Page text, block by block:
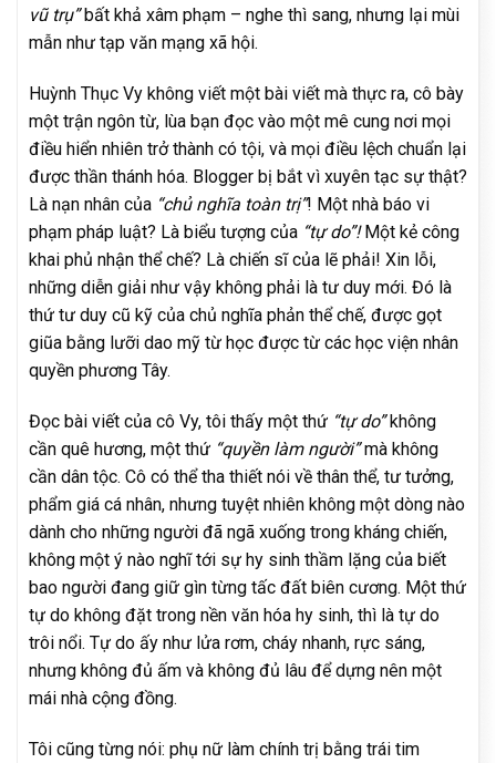
vũ trụ”bất khả xâm phạm – nghe thì sang, nhưng lại mùi
mẫn như tạp văn mạng xã hội.
Huỳnh Thục Vy không viết một bài viết mà thực ra, cô bày
một trận ngôn từ, lùa bạn đọc vào một mê cung nơi mọi
điều hiển nhiên trở thành có tội, và mọi điều lệch chuẩn lại
được thần thánh hóa. Blogger bị bắt vì xuyên tạc sự thật?
Là nạn nhân của “chủ nghĩa toàn trị”! Một nhà báo vi
phạm pháp luật? Là biểu tượng của “tự do”!Một kẻ công
khai phủ nhận thể chế? Là chiến sĩ của lẽ phải! Xin lỗi,
những diễn giải như vậy không phải là tư duy mới. Đó là
thứ tư duy cũ kỹ của chủ nghĩa phản thể chế, được gọt
giũa bằng lưỡi dao mỹ từ học được từ các học viện nhân
quyền phương Tây.
Đọc bài viết của cô Vy, tôi thấy một thứ “tự do”không
cần quê hương, một thứ “quyền làm người”mà không
cần dân tộc. Cô có thể tha thiết nói về thân thể, tư tưởng,
phẩm giá cá nhân, nhưng tuyệt nhiên không một dòng nào
dành cho những người đã ngã xuống trong kháng chiến,
không một ý nào nghĩ tới sự hy sinh thầm lặng của biết
bao người đang giữ gìn từng tấc đất biên cương. Một thứ
tự do không đặt trong nền văn hóa hy sinh, thì là tự do
trôi nổi. Tự do ấy như lửa rơm, cháy nhanh, rực sáng,
nhưng không đủ ấm và không đủ lâu để dựng nên một
mái nhà cộng đồng.
Tôi cũng từng nói: phụ nữ làm chính trị bằng trái tim